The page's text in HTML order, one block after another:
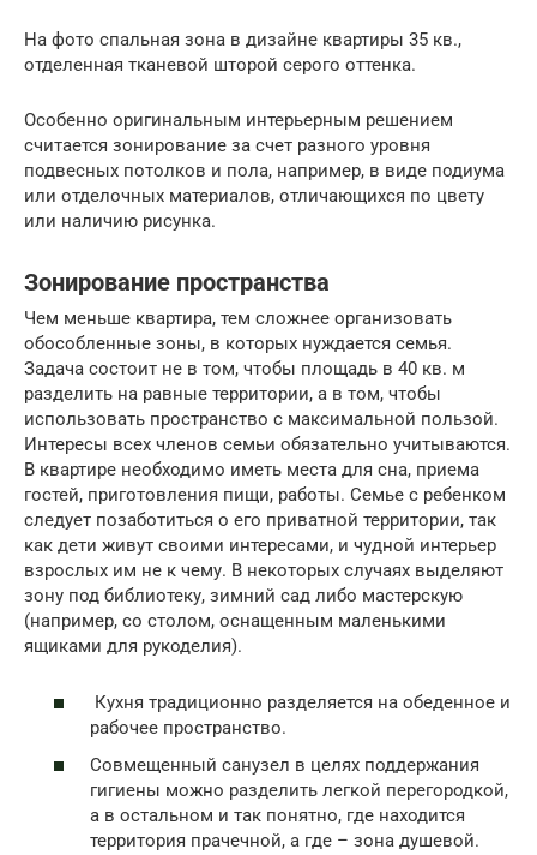
На фото спальная зона в дизайне квартиры 35 кв.,
отделенная тканевой шторой серого оттенка.
Особенно оригинальным интерьерным решением
считается зонирование за счет разного уровня
подвесных потолков и пола, например, в виде подиума
или отделочных материалов, отличающихся по цвету
или наличию рисунка.
Зонирование пространства
Чем меньше квартира, тем сложнее организовать
обособленные зоны, в которых нуждается семья.
Задача состоит не в том, чтобы площадь в 40 кв. м
разделить на равные территории, а в том, чтобы
использовать пространство с максимальной пользой.
Интересы всех членов семьи обязательно учитываются.
В квартире необходимо иметь места для сна, приема
гостей, приготовления пищи, работы. Семье с ребенком
следует позаботиться о его приватной территории, так
как дети живут своими интересами, и чудной интерьер
взрослых им не к чему. В некоторых случаях выделяют
зону под библиотеку, зимний сад либо мастерскую
(например, со столом, оснащенным маленькими
ящиками для рукоделия).
Кухня традиционно разделяется на обеденное и
рабочее пространство.
Совмещенный санузел в целях поддержания
гигиены можно разделить легкой перегородкой,
а в остальном и так понятно, где находится
территория прачечной, а где – зона душевой.